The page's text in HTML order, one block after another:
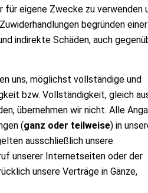
eigene Zwecke zu verwenden
begründen einer
indirekte Schäden, auch
uns, möglichst vollständige und
bzw. Vollständigkeit, gleich
übernehmen wir nicht. Alle
(ganz oder teilweise) in
ausschließlich unsere
unserer Internetseiten oder der
unsere Verträge in Gänze,